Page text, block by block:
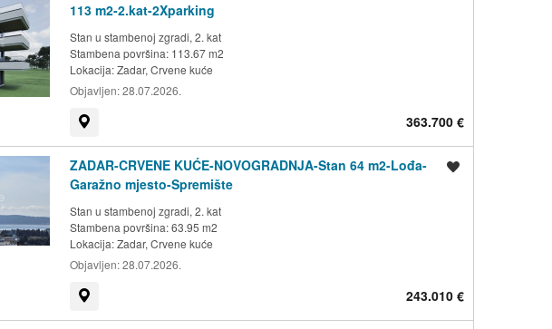
113 m2-2.kat-2Xparking
Stan u stambenoj zgradi, 2. kat
Stambena površina: 113.67 m2
Lokacija:Zadar, Crvene kuće
Objavljen:28.07.2026.
363.700 €
ZADAR-CRVENE KUĆE-NOVOGRADNJA-Stan 64 m2-Lođa-
Garažno mjesto-Spremište
Stan u stambenoj zgradi, 2. kat
Stambena površina: 63.95 m2
Lokacija:Zadar, Crvene kuće
Objavljen:28.07.2026.
243.010 €